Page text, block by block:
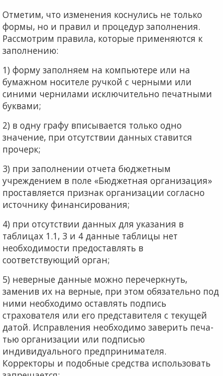
Отметим, что изменения коснулись не только
формы, но и правил и процедур заполнения.
Рассмотрим правила, которые применяются к
заполнению:
1) форму заполняем на компьютере или на
бумажном носителе ручкой с черными или
синими чернилами ис­ключительно печатными
буквами;
2) в одну графу вписывается только одно
значение, при отсутствии данных ставится
прочерк;
3) при заполнении отчета бюджетным
учреждением в поле «Бюджетная организация»
проставляется признак организации согласно
источнику финансирования;
4) при отсутствии данных для указания в
таблицах 1.1, 3 и 4 данные таблицы нет
необходимости предостав­лять в
соответствующий орган;
5) неверные данные можно перечеркнуть,
заменив их на верные, при этом обязательно под
ними необходимо оставлять подпись
страхователя или его представителя с текущей
датой. Исправления необходимо заверить печа­
тью организации или подписью
индивидуального пред­принимателя.
Корректоры и подобные средства использо­вать